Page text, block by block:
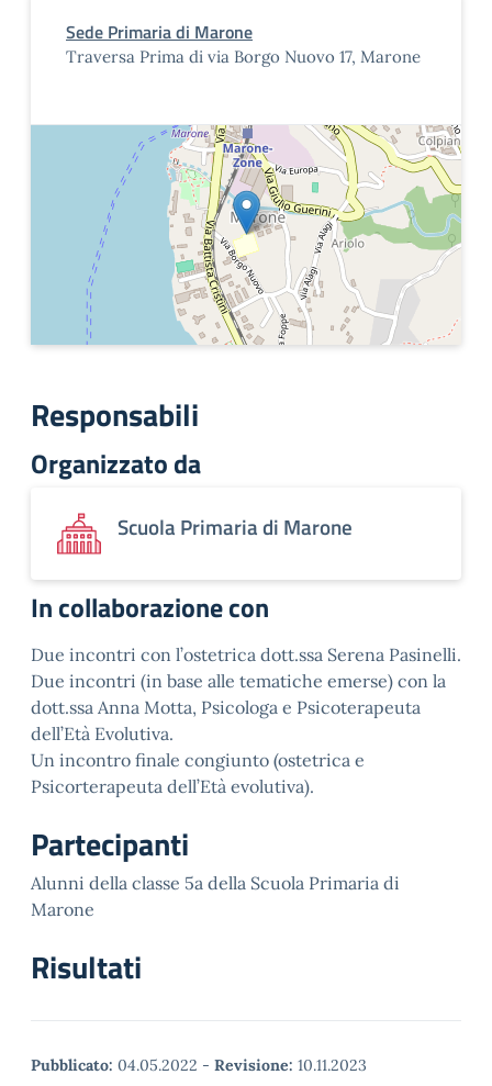
Sede Primaria di Marone
Traversa Prima di via Borgo Nuovo 17, Marone
Responsabili
Organizzato da
Scuola Primaria di Marone
In collaborazione con
Due incontri con l’ostetrica dott.ssa Serena Pasinelli.
Due incontri (in base alle tematiche emerse) con la
dott.ssa Anna Motta, Psicologa e Psicoterapeuta
dell’Età Evolutiva.
Un incontro finale congiunto (ostetrica e
Psicorterapeuta dell’Età evolutiva).
Partecipanti
Alunni della classe 5a della Scuola Primaria di
Marone
Risultati
Pubblicato: 04.05.2022 - Revisione: 10.11.2023